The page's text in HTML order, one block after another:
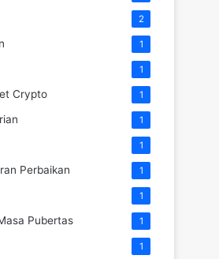
2
1
1
Crypto 1
1
1
Perbaikan 1
1
Pubertas 1
1